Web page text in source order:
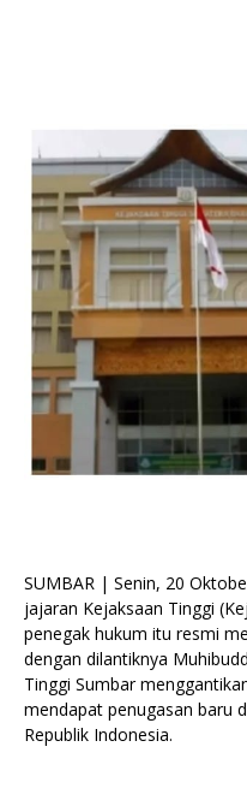
SUMBAR | Senin, 20
jajaran Kejaksaan Tinggi
penegak hukum itu resmi
dengan dilantiknya
Tinggi Sumbar
mendapat penugasan baru
Republik Indonesia.